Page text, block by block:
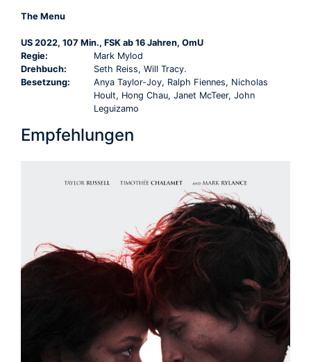
The Menu
US 2022, 107 Min., FSK ab 16 Jahren, OmU
Regie:
Mark Mylod
Drehbuch:
Seth Reiss, Will Tracy.
Besetzung:
Anya Taylor-Joy, Ralph Fiennes, Nicholas
Hoult, Hong Chau, Janet McTeer, John
Leguizamo
Empfehlungen